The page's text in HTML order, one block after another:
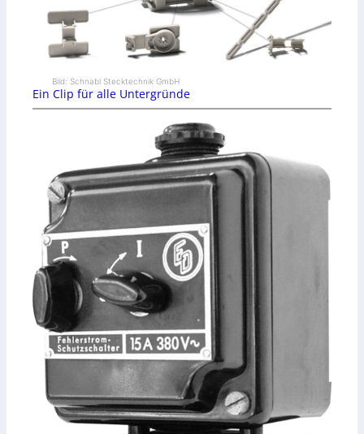
Bild: Schnabl Stecktechnik GmbH
Ein Clip für alle Untergründe